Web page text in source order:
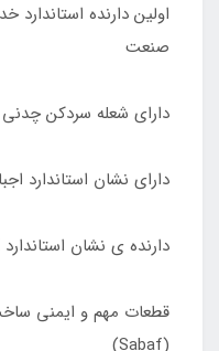
اولین دارنده
صنعت
دارای شعله سردکن چدنی
دارای نشان استاندارد
دارنده ی نشان استاندارد SE اروپا از TUV آلمان